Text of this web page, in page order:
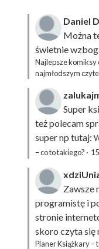
Daniel
Można
świetnie
Najlepsze komiksy
najmłodszym
Super
też polecam
super np tutaj:
– co to takiego? ·
Zawsze
programistę i
stronie
skoro czyta się
Planer Książkary –